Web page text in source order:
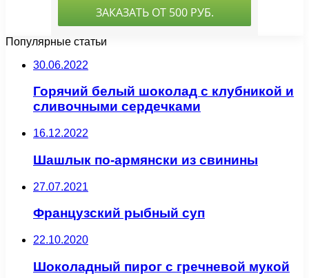
Популярные статьи
30.06.2022
Горячий белый шоколад с клубникой и
сливочными сердечками
16.12.2022
Шашлык по-армянски из свинины
27.07.2021
Французский рыбный суп
22.10.2020
Шоколадный пирог с гречневой мукой